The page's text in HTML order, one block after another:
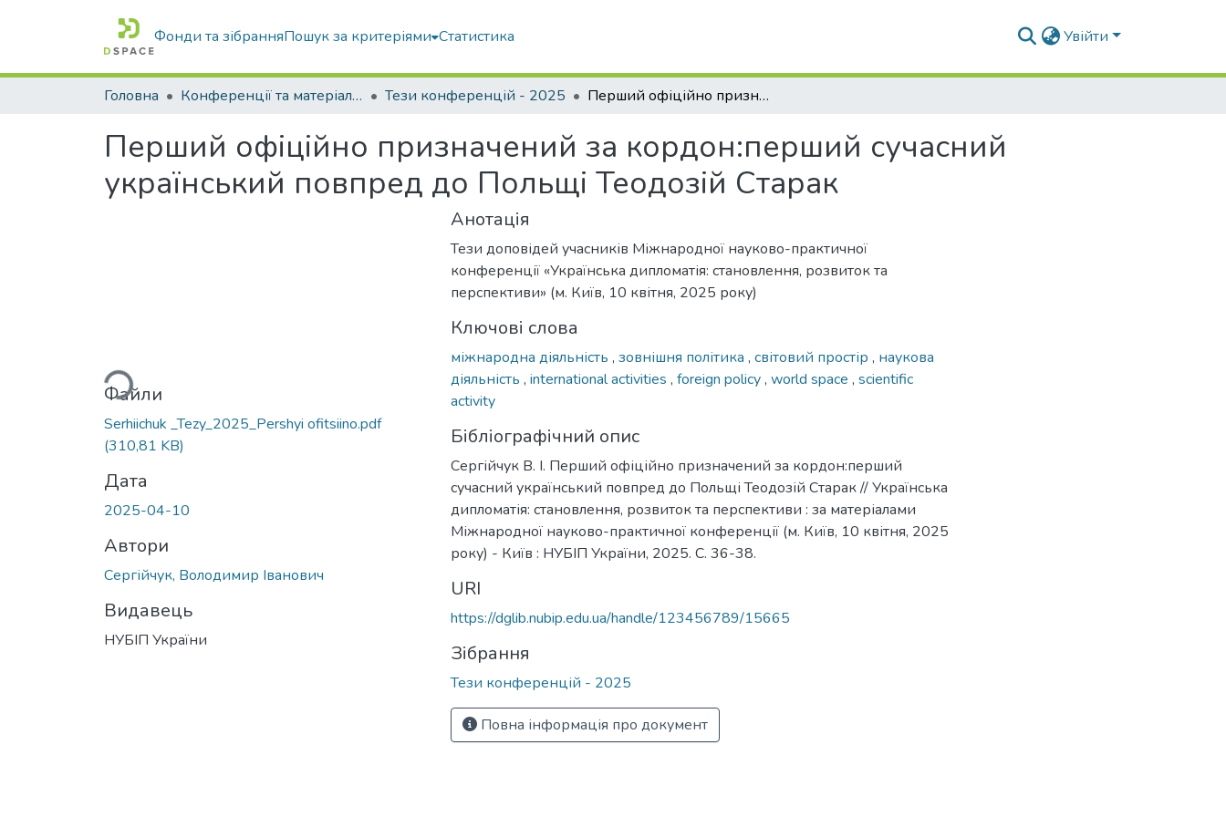
Фонди та зібранняПошук за критеріями Статистика Увійти
Головна Конференції та матеріали конференцій Тези конференцій - 2025 Перший офіційно призначений за кордон:перший сучасний український повпред до Польщі Теодозій Старак
Перший офіційно призначений за кордон:перший сучасний
український повпред до Польщі Теодозій Старак
Вантажиться...
Файли
Serhiichuk _Tezy_2025_Pershyi ofitsiino.pdf
(310,81 KB)
Дата
2025-04-10
Автори
Сергійчук, Володимир Іванович
Видавець
НУБІП України
Анотація
Тези доповідей учасників Міжнародної науково-практичної
конференції «Українська дипломатія: становлення, розвиток та
перспективи» (м. Київ, 10 квітня, 2025 року)
Ключові слова
міжнародна діяльність , зовнішня політика , світовий простір , наукова
діяльність , international activities , foreign policy, world space , scientific
activity
Бібліографічний опис
Сергійчук В. І. Перший офіційно призначений за кордон:перший
сучасний український повпред до Польщі Теодозій Старак // Українська
дипломатія: становлення, розвиток та перспективи : за матеріалами
Міжнародної науково-практичної конференції (м. Київ, 10 квітня, 2025
року) - Київ : НУБІП України, 2025. С. 36-38.
URI
https://dglib.nubip.edu.ua/handle/123456789/15665
Зібрання
Тези конференцій - 2025
Повна інформація про документ